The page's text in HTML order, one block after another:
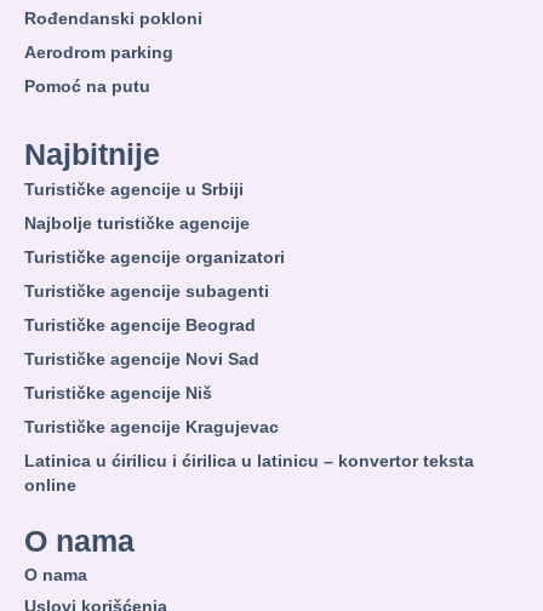
Rođendanski pokloni
Aerodrom parking
Pomoć na putu
Najbitnije
Turističke agencije u Srbiji
Najbolje turističke agencije
Turističke agencije organizatori
Turističke agencije subagenti
Turističke agencije Beograd
Turističke agencije Novi Sad
Turističke agencije Niš
Turističke agencije Kragujevac
Latinica u ćirilicu i ćirilica u latinicu – konvertor teksta
online
O nama
O nama
Uslovi korišćenja